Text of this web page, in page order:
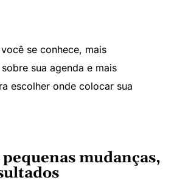
se conhece, mais
sua agenda e mais
escolher onde colocar sua
mudanças,